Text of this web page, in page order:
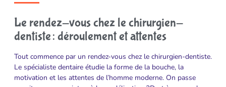
Le rendez-vous chez le chirurgien-
dentiste : déroulement et attentes
Tout commence par un rendez-vous chez le chirurgien-dentiste.
Le spécialiste dentaire étudie la forme de la bouche, la
motivation et les attentes de l’homme moderne. On passe